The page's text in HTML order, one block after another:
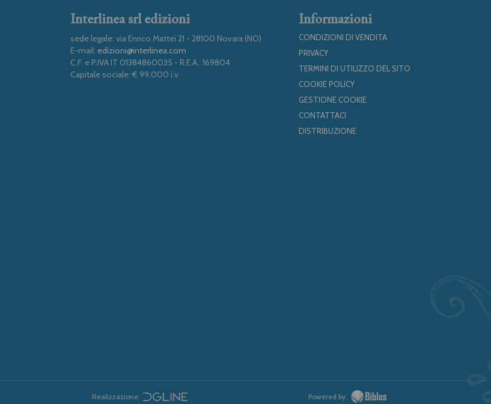
Interlinea srl edizioni
sede legale: via Enrico Mattei 21 - 28100 Novara (NO)
E-mail: edizioni@interlinea.com
C.F. e P.IVA IT 01384860035 - R.E.A.: 169804
Capitale sociale: € 99.000 i.v
Informazioni
CONDIZIONI DI VENDITA
PRIVACY
TERMINI DI UTILIZZO DEL SITO
COOKIE POLICY
GESTIONE COOKIE
CONTATTACI
DISTRIBUZIONE
Realizzazione: Powered by: